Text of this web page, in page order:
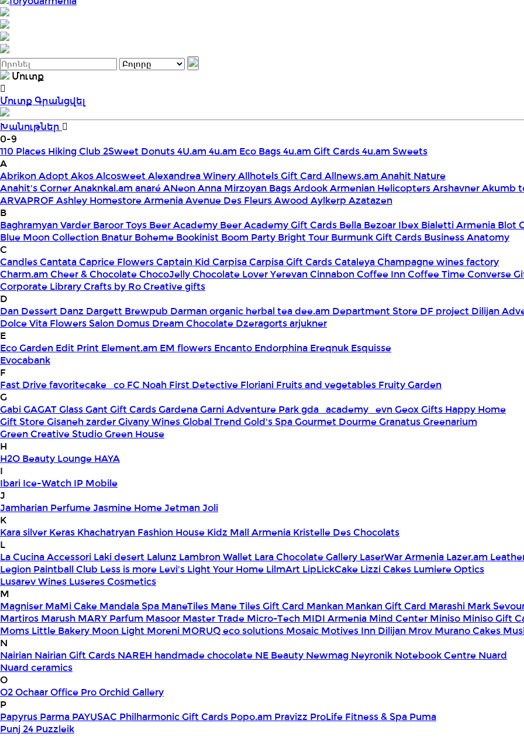
Մուտք
ՄուտքԳրանցվել
Խանութներ
0-9
110 Places Hiking Club 2Sweet Donuts4U.am 4u.am Eco Bags4u.am Gift Cards4u.am Sweets
A
AbrikonAdoptAkosAlcosweetAlexandrea WineryAllhotels Gift Card Allnews.am Anahit Nature
Anahit's CornerAnaknkal.am anaréANeonAnna Mirzoyan BagsArdookArmenian HelicoptersArshavner Akumb
ARVAPROF Ashley Homestore ArmeniaAvenue Des FleursAwood Aylkerp Azatazen
B
Baghramyan Varder Baroor Toys Beer Academy Beer Academy Gift Cards Bella Bezoar Ibex Bialetti Armenia Blot
Blue Moon Collection Bnatur Boheme Bookinist Boom Party Bright Tour Burmunk Gift Cards Business Anatomy
C
CandlesCantataCaprice FlowersCaptain Kid CarpisaCarpisa Gift CardsCataleyaChampagne wines factory
Charm.am Cheer & ChocolateChocoJellyChocolate Lover YerevanCinnabonCoffee InnCoffee TimeConverse
Corporate LibraryCrafts by RoCreative gifts
D
Dan Dessert Danz Dargett Brewpub Darman organic herbal teadee.am Department Store DF project Dilijan
Dolce Vita Flowers Salon Domus Dream Chocolate Dzeragorts arjukner
E
Eco Garden Edit Print Element.am EM flowers Encanto Endorphina Ereqnuk Esquisse
Evocabank
F
Fast Drivefavoritecake_co FC Noah First Detective Floriani Fruits and vegetables Fruity Garden
G
GabiGAGAT GlassGant Gift CardsGardenaGarni Adventure Parkgda_academy_evnGeoxGifts Happy Home
Gift StoreGisaneh zarderGivany WinesGlobal Trend Gold's SpaGourmet DourmeGranatusGreenarium
Green Creative StudioGreen House
H
H2O Beauty Lounge HAYA
I
Ibari Ice-Watch IP Mobile
J
Jamharian PerfumeJasmine HomeJetmanJoli
K
Kara silver Keras Khachatryan Fashion House Kidz Mall Armenia Kristelle Des Chocolats
L
La Cucina Accessori Laki desert Lalunz Lambron Wallet Lara Chocolate Gallery LaserWar Armenia Lazer.am
Legion Paintball Club Less is more Levi's Light Your Home LilmArt LipLickCake Lizzi Cakes Lumiere Optics
Lusarev Wines Luseres Cosmetics
M
Magniser MaMi Cake Mandala Spa ManeTiles Mane Tiles Gift Card Mankan Mankan Gift Card Marashi Mark
Martiros Marush MARY Parfum Masoor Master Trade Micro-Tech MIDI Armenia Mind Center Miniso Miniso Gift
Moms Little Bakery Moon Light Moreni MORUQ eco solutions Mosaic Motives Inn Dilijan Mrov Murano Cakes
N
Nairian Nairian Gift Cards NAREH handmade chocolate NE Beauty Newmag Neyronik Notebook Centre Nuard
Nuard ceramics
O
O2OchaarOffice ProOrchid Gallery
P
Papyrus Parma PAYUSAC Philharmonic Gift Cards Popo.am Pravizz ProLife Fitness & Spa Puma
Punj 24 Puzzleik